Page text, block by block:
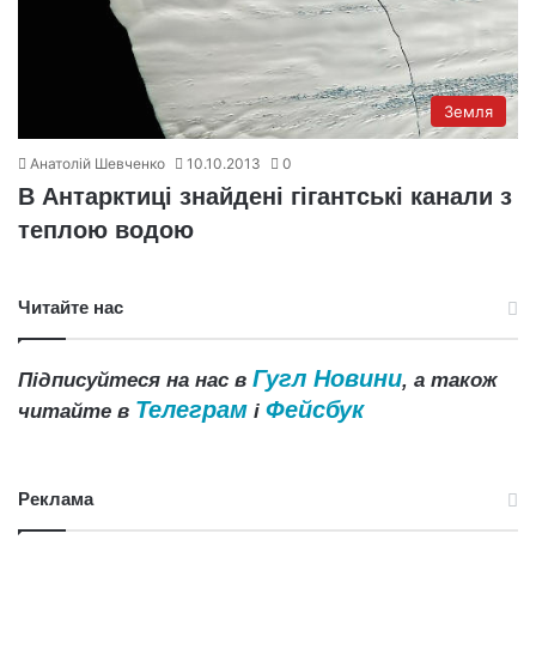
Земля
Анатолій Шевченко 10.10.2013 0
В Антарктиці знайдені гігантські канали з
теплою водою
Читайте нас
Підписуйтеся на нас в Гугл Новини, а також
читайте в Телеграм і Фейсбук
Реклама